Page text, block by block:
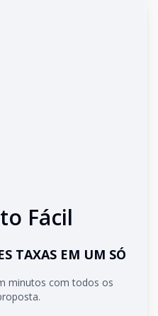
Fácil
TAXAS EM UM SÓ
minutos com todos os